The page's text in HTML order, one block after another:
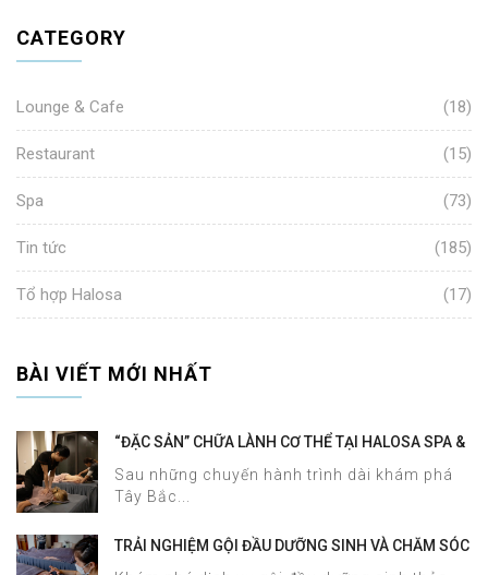
CATEGORY
Lounge & Cafe (18)
Restaurant (15)
Spa (73)
Tin tức (185)
Tổ hợp Halosa (17)
BÀI VIẾT MỚI NHẤT
“ĐẶC SẢN” CHỮA LÀNH CƠ THỂ TẠI HALOSA SPA &
Sau những chuyến hành trình dài khám phá
Tây Bắc...
TRẢI NGHIỆM GỘI ĐẦU DƯỠNG SINH VÀ CHĂM SÓC